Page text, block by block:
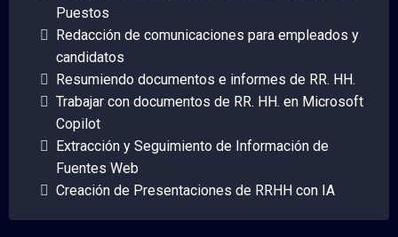
Puestos
Redacción de comunicaciones para empleados y
candidatos
Resumiendo documentos e informes de RR. HH.
Trabajar con documentos de RR. HH. en Microsoft
Copilot
Extracción y Seguimiento de Información de
Fuentes Web
Creación de Presentaciones de RRHH con IA